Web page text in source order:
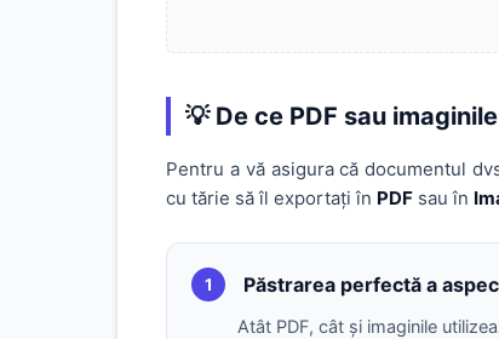
💡 De ce PDF sau
Pentru a vă asigura că documentul
cu tărie să îl exportați în PDF sau în
1 Păstrarea perfectă a
Atât PDF, cât și imaginile